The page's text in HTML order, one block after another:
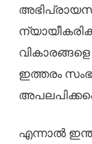
ഇത്തരം
എന്നാൽ